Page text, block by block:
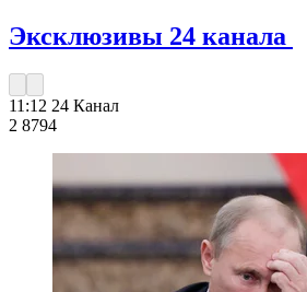
Эксклюзивы 24 канала
11:12 24 Канал
2 8794